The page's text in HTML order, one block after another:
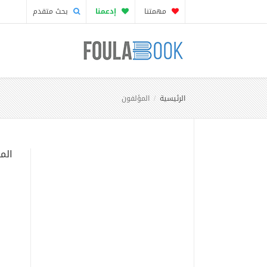
مهمتنا إدعمنا بحث متقدم
الرئيسية المؤلفون